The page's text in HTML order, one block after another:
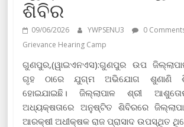
ଶିବିର
09/06/2026 YWPSENU3 0
Grievance Hearing Camp
ଗୁଣପୁର,(ୱାଇଏନଏସ):ଗୁଣପୁର ଉପ
ଗୃହ ଠାରେ ଯୁଗ୍ମ ଅଭିଯୋଗ ଶୁଣାଣି
ହୋଇଯାଇଛି। ଜିଲ୍ଲାପାଳ ଶ୍ରୀ
ଅଧ୍ୟକ୍ଷତାରେ ଅନୁଷ୍ଟିତ ଶିବିରରେ
ଆରକ୍ଷୀ ଅଧୀକ୍ଷକ ରାଜ ପ୍ରାସାଦ ଉପସ୍ଥିତ